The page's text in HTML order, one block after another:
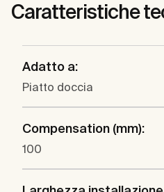
Caratteristiche
Adatto a:
Piatto doccia
Compensation (mm):
100